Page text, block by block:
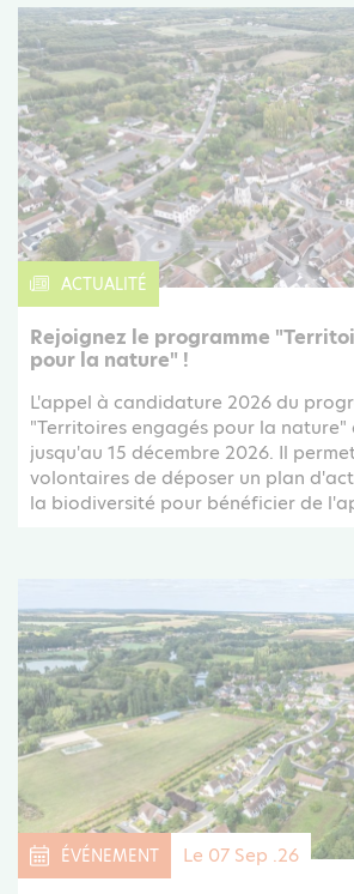
ACTUALITÉ
Rejoignez le programme
pour la nature" !
L'appel à candidature 2026 du
"Territoires engagés pour la nature"
jusqu'au 15 décembre 2026. Il
volontaires de déposer un plan
la biodiversité pour bénéficier de
ÉVÉNEMENT Le 07 Sep .26